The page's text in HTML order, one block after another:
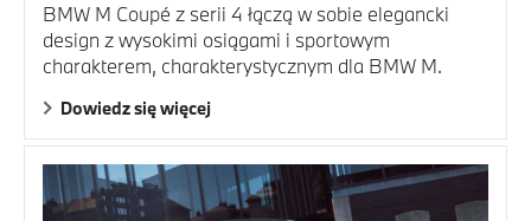
BMW M Coupé z serii 4 łączą w sobie elegancki
design z wysokimi osiągami i sportowym
charakterem, charakterystycznym dla BMW M.
Dowiedz się więcej